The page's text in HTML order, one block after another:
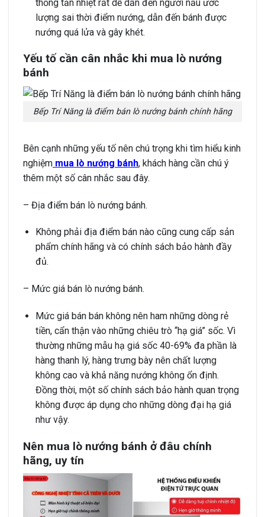
thống tản nhiệt rất dễ dẫn đến người nấu ước
lượng sai thời điểm nướng, dẫn đến bánh được
nướng quá lửa và gây khét.
Yếu tố cần cân nhắc khi mua lò nướng
bánh
Bếp Trí Năng là điểm bán lò nướng bánh chính hãng
Bên cạnh những yếu tố nên chú trọng khi tìm hiểu kinh
nghiệm mua lò nướng bánh, khách hàng cần chú ý
thêm một số cân nhắc sau đây.
– Địa điểm bán lò nướng bánh.
Không phải địa điểm bán nào cũng cung cấp sản
phẩm chính hãng và có chính sách bảo hành đầy
đủ.
– Mức giá bán lò nướng bánh.
Mức giá bán bán không nên ham những dòng rẻ
tiền, cẩn thận vào những chiêu trò “hạ giá” sốc. Vì
thường những mẫu hạ giá sốc 40-69% đa phần là
hàng thanh lý, hàng trưng bày nên chất lượng
không cao và khả năng nướng không ổn định.
Đồng thời, một số chính sách bảo hành quan trọng
không được áp dụng cho những dòng đại hạ giá
như vậy.
Nên mua lò nướng bánh ở đâu chính
hãng, uy tín